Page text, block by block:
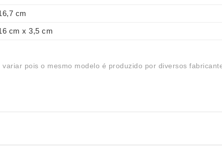
cm
cm x 3,5 cm
pois o mesmo modelo é produzido por diversos